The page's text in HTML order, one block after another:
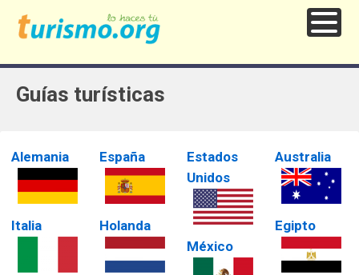
Guías turísticas
Alemania
Italia
España
Holanda
Estados
Unidos
México
Australia
Egipto